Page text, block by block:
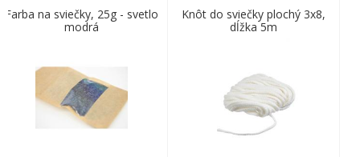
Farba na sviečky, 25g - svetlo
modrá
Knôt do sviečky plochý 3x8,
dĺžka 5m